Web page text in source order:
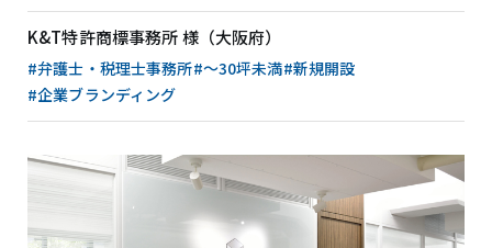
K&T特許商標事務所 様（大阪府）
#弁護士・税理士事務所#〜30坪未満#新規開設
#企業ブランディング